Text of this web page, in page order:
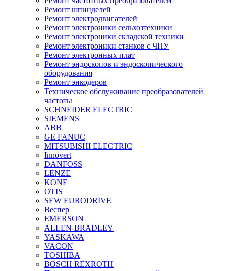
Ремонт шпинделей
Ремонт электродвигателей
Ремонт электроники сельхозтехники
Ремонт электроники складской техники
Ремонт электроники станков с ЧПУ
Ремонт электронных плат
Ремонт эндоскопов и эндоскопического
оборудования
Ремонт энкодеров
Техническое обслуживание преобразователей
частоты
SCHNEIDER ELECTRIC
SIEMENS
ABB
GE FANUC
MITSUBISHI ELECTRIC
Innovert
DANFOSS
LENZE
KONE
OTIS
SEW EURODRIVE
Веспер
EMERSON
ALLEN-BRADLEY
YASKAWA
VACON
TOSHIBA
BOSCH REXROTH